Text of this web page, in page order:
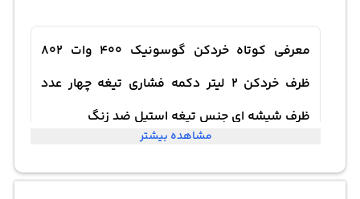
معرفی کوتاه خردکن گوسونیک 400 وات 802
ظرف خردکن 2 لیتر دکمه فشاری تیغه چهار عدد
ظرف شیشه ای جنس تیغه استیل ضد زنگ
مشاهده بیشتر